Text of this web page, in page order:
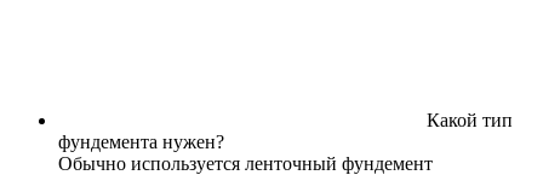
Какой тип
фундемента нужен?
Обычно используется ленточный фундемент